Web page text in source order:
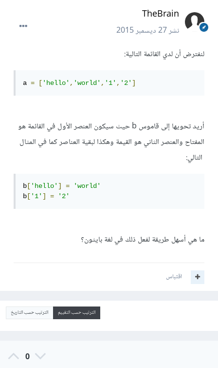
TheBrain
نشر27 ديسمبر 2015
لنفترض أن لدي القائمة التالية:
a = ['hello','world','1','2']
أريد تحويها إلى قاموس b حيث سيكون العنصر الأول في القائمة هو
المفتاح والعنصر الثاني هو القيمة وهكذا لبقية العناصر كما في المثال
التالي:
b ['hello'] =
'world'
b ['1'] = '2'
ما هي أسهل طريقة لفعل ذلك في لغة بايثون؟
اقتباس
الترتيب حسب التقييم الترتيب حسب التاريخ
0